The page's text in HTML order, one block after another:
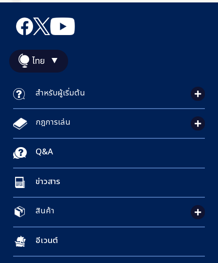
ไทย
สำหรับผู้เริ่มต้น
กฎการเล่น
Q&A
ข่าวสาร
สินค้า
อีเวนต์